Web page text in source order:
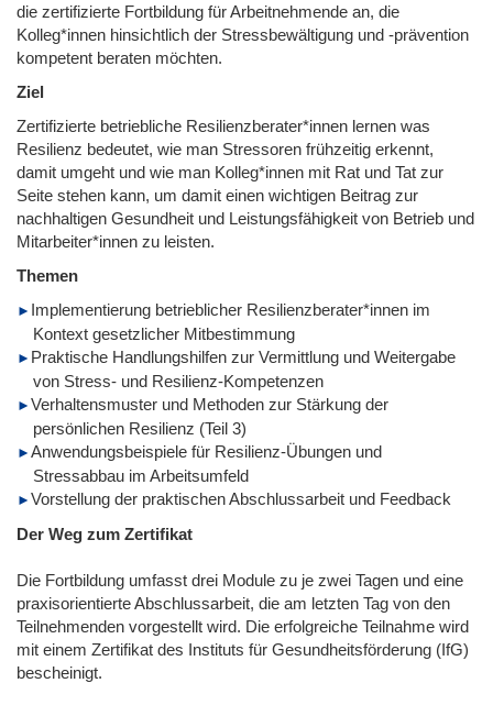
die zertifizierte Fortbildung für Arbeitnehmende an, die
Kolleg*innen hinsichtlich der Stressbewältigung und -prävention
kompetent beraten möchten.
Ziel
Zertifizierte betriebliche Resilienzberater*innen lernen was
Resilienz bedeutet, wie man Stressoren frühzeitig erkennt,
damit umgeht und wie man Kolleg*innen mit Rat und Tat zur
Seite stehen kann, um damit einen wichtigen Beitrag zur
nachhaltigen Gesundheit und Leistungsfähigkeit von Betrieb und
Mitarbeiter*innen zu leisten.
Themen
Implementierung betrieblicher Resilienzberater*innen im
Kontext gesetzlicher Mitbestimmung
Praktische Handlungshilfen zur Vermittlung und Weitergabe
von Stress- und Resilienz-Kompetenzen
Verhaltensmuster und Methoden zur Stärkung der
persönlichen Resilienz (Teil 3)
Anwendungsbeispiele für Resilienz-Übungen und
Stressabbau im Arbeitsumfeld
Vorstellung der praktischen Abschlussarbeit und Feedback
Der Weg zum Zertifikat
Die Fortbildung umfasst drei Module zu je zwei Tagen und eine
praxisorientierte Abschlussarbeit, die am letzten Tag von den
Teilnehmenden vorgestellt wird. Die erfolgreiche Teilnahme wird
mit einem Zertifikat des Instituts für Gesundheitsförderung (IfG)
bescheinigt.